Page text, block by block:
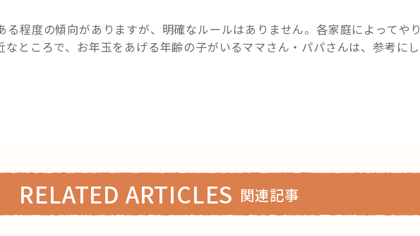
る程度の傾向がありますが、明確なルールはありません。各家庭によってやり
なところで、お年玉をあげる年齢の子がいるママさん・パパさんは、参考にし
RELATED ARTICLES 関連記事